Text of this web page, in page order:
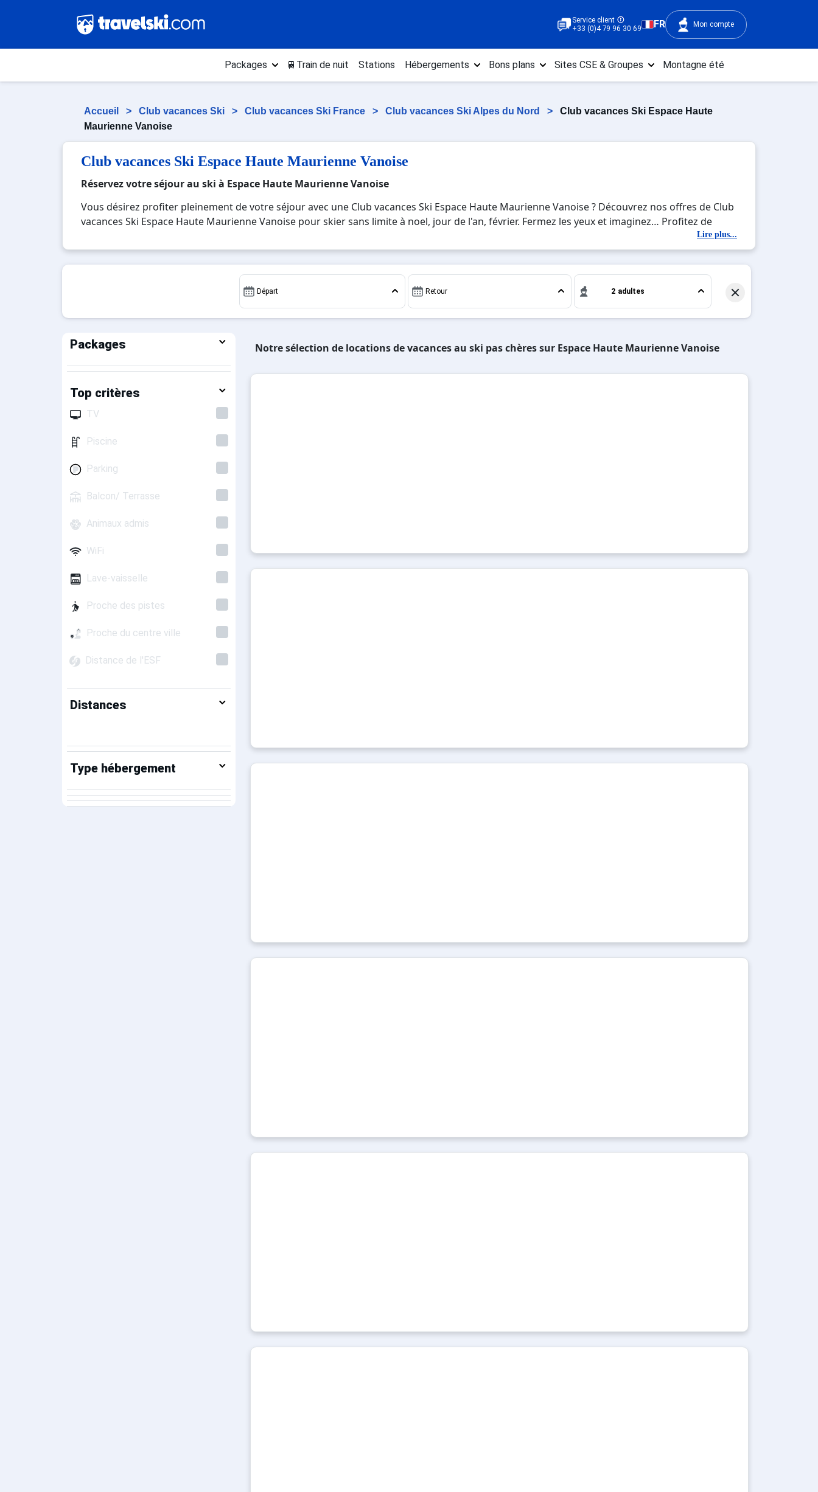
Service client
+33 (0)4 79 96 30 69
FR Mon compte
Packages 🚆Train de nuit Stations Hébergements Bons plans Sites CSE & Groupes Montagne été
Accueil > Club vacances Ski > Club vacances Ski France > Club vacances Ski Alpes du Nord >
Club vacances Ski Espace Haute
Maurienne Vanoise
Club vacances Ski Espace Haute Maurienne Vanoise
Réservez votre séjour au ski à Espace Haute Maurienne Vanoise
Vous désirez profiter pleinement de votre séjour avec une Club vacances Ski Espace Haute Maurienne Vanoise ? Découvrez nos offres de Club
vacances Ski Espace Haute Maurienne Vanoise pour skier sans limite à noel, jour de l'an, février. Fermez les yeux et imaginez… Profitez de
votre Club vacances Ski Espace Haute Maurienne Vanoise, une station réputée et moderne où vous pourrez mêler les plaisirs de la glisse sur
les pistes de ski et des activités en totale immersion avec la beauté des paysages montagnards. Pour un week-end ou pour 7 jours en Club
vacances Ski Espace Haute Maurienne Vanoise , en famille ou entre amis, c'est l'occasion parfaite pour créer des souvenirs uniques de vos
Lire plus...
Départ Retour 2 adultes
Packages
Top critères
TV
Piscine
Parking
Balcon/ Terrasse
Animaux admis
WiFi
Lave-vaisselle
Proche des pistes
Proche du centre ville
Distance de l'ESF
Distances
Type hébergement
Notre sélection de locations de vacances au ski pas chères sur Espace Haute Maurienne Vanoise